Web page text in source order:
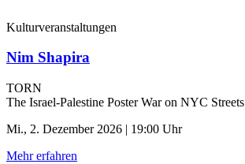
Kulturveranstaltungen
Nim Shapira
TORN
The Israel-Palestine Poster War on NYC Streets
Mi., 2. Dezember 2026 | 19:00 Uhr
Mehr erfahren